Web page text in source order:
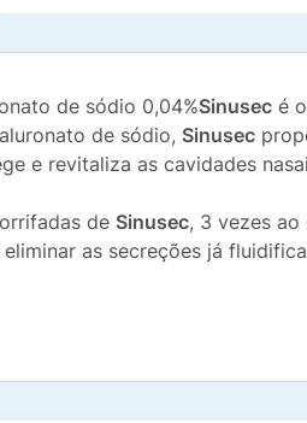
de sódio 0,04%Sinusec é
de sódio, Sinusec
e revitaliza as cavidades
de Sinusec, 3 vezes
as secreções já